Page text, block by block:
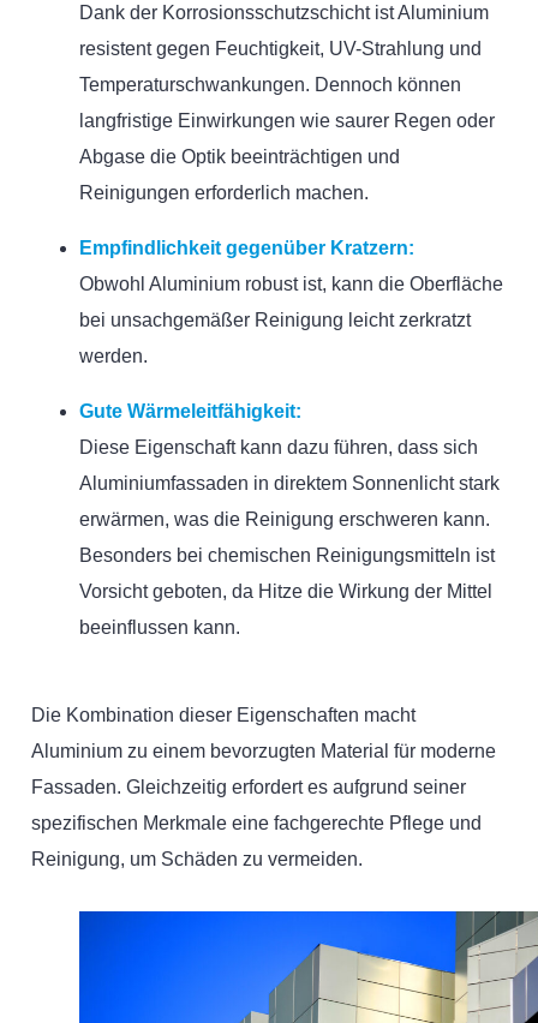
Dank der Korrosionsschutzschicht ist Aluminium
resistent gegen Feuchtigkeit, UV-Strahlung und
Temperaturschwankungen. Dennoch können
langfristige Einwirkungen wie saurer Regen oder
Abgase die Optik beeinträchtigen und
Reinigungen erforderlich machen.
Empfindlichkeit gegenüber Kratzern:
Obwohl Aluminium robust ist, kann die Oberfläche
bei unsachgemäßer Reinigung leicht zerkratzt
werden.
Gute Wärmeleitfähigkeit:
Diese Eigenschaft kann dazu führen, dass sich
Aluminiumfassaden in direktem Sonnenlicht stark
erwärmen, was die Reinigung erschweren kann.
Besonders bei chemischen Reinigungsmitteln ist
Vorsicht geboten, da Hitze die Wirkung der Mittel
beeinflussen kann.
Die Kombination dieser Eigenschaften macht
Aluminium zu einem bevorzugten Material für moderne
Fassaden. Gleichzeitig erfordert es aufgrund seiner
spezifischen Merkmale eine fachgerechte Pflege und
Reinigung, um Schäden zu vermeiden.